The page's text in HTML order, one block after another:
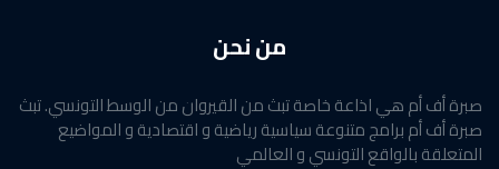
من نحن
صبرة أف أم هي اذاعة خاصة تبث من القيروان من الوسط التونسي. تبث
صبرة أف أم برامج متنوعة سياسية رياضية و اقتصادية و المواضيع
المتعلقة بالواقع التونسي و العالمي